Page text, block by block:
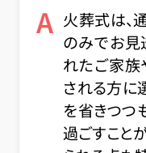
A 火葬式は、
のみでお見
れたご家族
される方に
を省きつつ
過ごすこと